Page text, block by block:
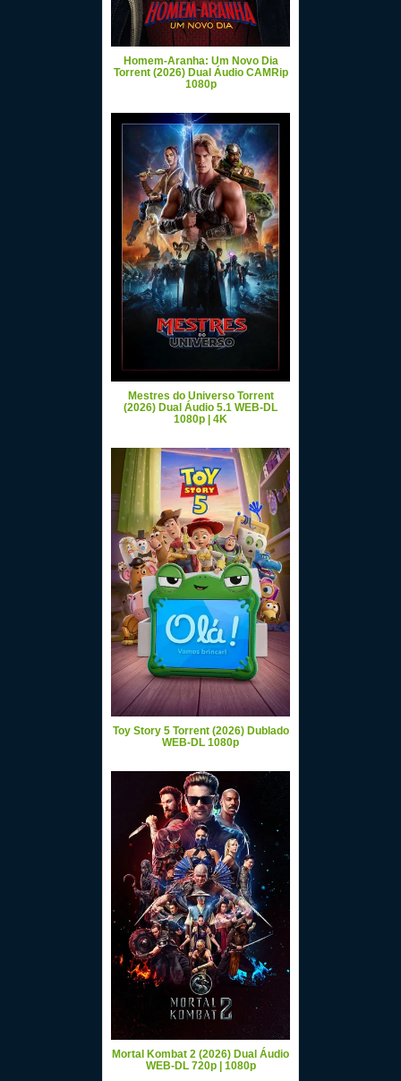
Homem-Aranha: Um Novo Dia
Torrent (2026) Dual Áudio CAMRip
1080p
Mestres do Universo Torrent
(2026) Dual Áudio 5.1 WEB-DL
1080p | 4K
Toy Story 5 Torrent (2026) Dublado
WEB-DL 1080p
Mortal Kombat 2 (2026) Dual Áudio
WEB-DL 720p | 1080p